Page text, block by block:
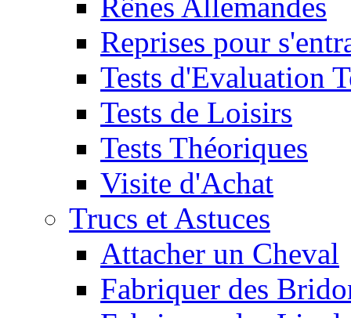
Reprises pour
Tests d'Evaluation
Tests de Loisirs
Tests Théoriques
Visite d'Achat
Trucs et Astuces
Attacher un Cheval
Fabriquer des